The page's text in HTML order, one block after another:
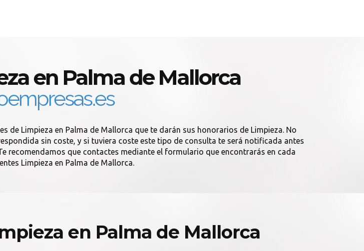
en Palma de Mallorca
Limpieza en Palma de Mallorca que te darán sus honorarios de Limpieza. No
sin coste, y si tuviera coste este tipo de consulta te será notificada antes
recomendamos que contactes mediante el formulario que encontrarás en cada
Limpieza en Palma de Mallorca.
en Palma de Mallorca